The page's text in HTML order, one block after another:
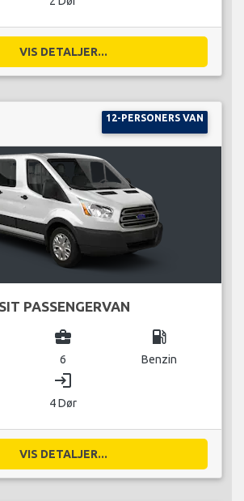
VIS DETALJER...
12-PERSONERS VAN
PASSENGERVAN
business_center
6
local_gas_station
Benzin
login
4 Dør
VIS DETALJER...